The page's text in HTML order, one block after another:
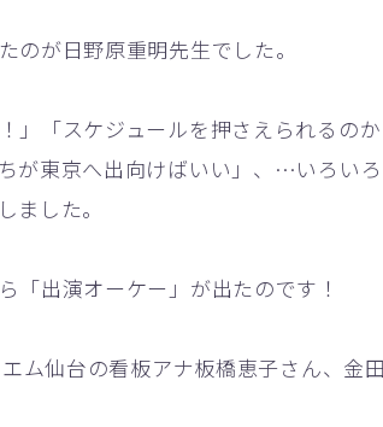
のが日野原重明先生でした。
」「スケジュールを押さえられるの
が東京へ出向けばいい」、…いろいろ
ました。
「出演オーケー」が出たのです！
ム仙台の看板アナ板橋恵子さん、金